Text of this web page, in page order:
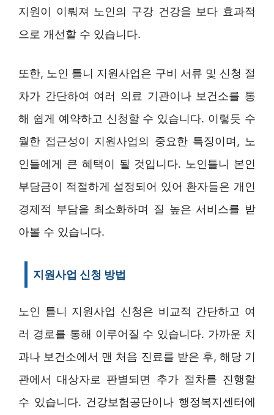
지원이 이뤄져 노인의 구강 건강을 보다 효과적
으로 개선할 수 있습니다.
또한, 노인 틀니 지원사업은 구비 서류 및 신청 절
차가 간단하여 여러 의료 기관이나 보건소를 통
해 쉽게 예약하고 신청할 수 있습니다. 이렇듯 수
월한 접근성이 지원사업의 중요한 특징이며, 노
인들에게 큰 혜택이 될 것입니다. 노인틀니 본인
부담금이 적절하게 설정되어 있어 환자들은 개인
경제적 부담을 최소화하며 질 높은 서비스를 받
아볼 수 있습니다.
지원사업 신청 방법
노인 틀니 지원사업 신청은 비교적 간단하고 여
러 경로를 통해 이루어질 수 있습니다. 가까운 치
과나 보건소에서 맨 처음 진료를 받은 후, 해당 기
관에서 대상자로 판별되면 추가 절차를 진행할
수 있습니다. 건강보험공단이나 행정복지센터에